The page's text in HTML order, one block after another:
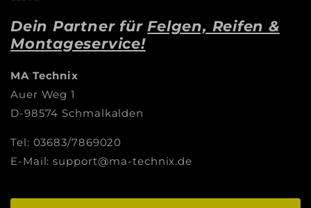
Dein Partner fürFelgen, Reifen &
Montageservice!
MA Technix
Auer Weg 1
D-98574 Schmalkalden
Tel: 03683/7869020
E-Mail: support@ma-technix.de